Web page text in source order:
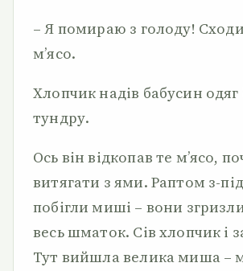
– Я помираю з голоду! Сходи
м’ясо.
Хлопчик надів бабусин одяг
тундру.
Ось він відкопав те м’ясо,
витягати з ями. Раптом з-
побігли миші – вони
весь шматок. Сів хлопчик і
Тут вийшла велика миша –